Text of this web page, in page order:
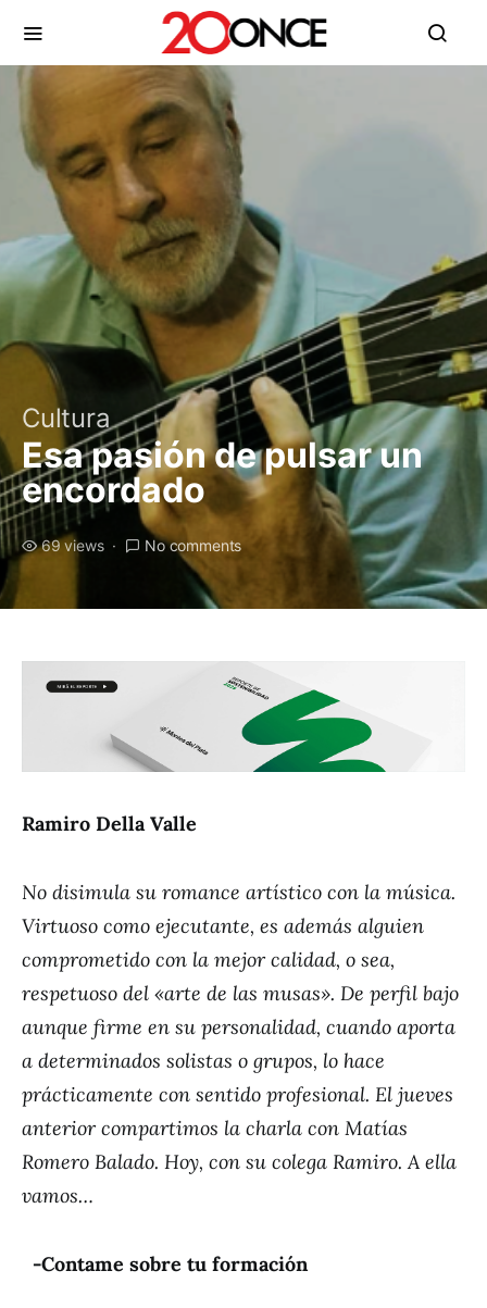
Cultura
Esa pasión de pulsar un
encordado
69 views No comments
Ramiro Della Valle
No disimula su romance artístico con la música.
Virtuoso como ejecutante, es además alguien
comprometido con la mejor calidad, o sea,
respetuoso del «arte de las musas». De perfil bajo
aunque firme en su personalidad, cuando aporta
a determinados solistas o grupos, lo hace
prácticamente con sentido profesional. El jueves
anterior compartimos la charla con Matías
Romero Balado. Hoy, con su colega Ramiro. A ella
vamos…
-Contame sobre tu formación